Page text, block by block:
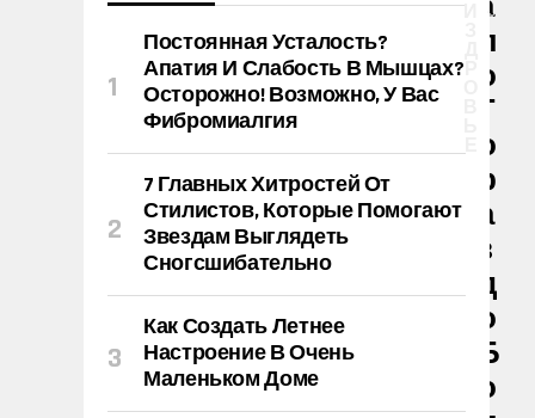
И
Л
О
Г
О
Р
А
З
Д
О
Б
О
Постоянная Усталость?
Апатия И Слабость В Мышцах?
Осторожно! Возможно, У Вас
Фибромиалгия
7 Главных Хитростей От
Стилистов, Которые Помогают
Звездам Выглядеть
Сногсшибательно
Как Создать Летнее
Настроение В Очень
Маленьком Доме